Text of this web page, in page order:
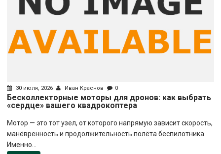
30 июля, 2026 Иван Краснов 0
Бесколлекторные моторы для дронов: как выбрать
«сердце» вашего квадрокоптера
Мотор — это тот узел, от которого напрямую зависит скорость,
манёвренность и продолжительность полёта беспилотника.
Именно...